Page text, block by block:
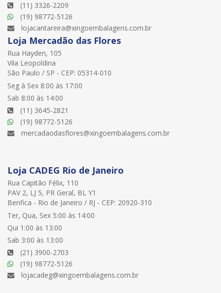
(11) 3326-2209
(19) 98772-5126
lojacantareira@xingoembalagens.com.br
Loja Mercadão das Flores
Rua Hayden, 105
Vila Leopoldina
São Paulo / SP - CEP: 05314-010
Seg à Sex 8:00 às 17:00
Sab 8:00 às 14:00
(11) 3645-2821
(19) 98772-5126
mercadaodasflores@xingoembalagens.com.br
Loja CADEG Rio de Janeiro
Rua Capitão Félix, 110
PAV 2, LJ 5, PR Geral, BL Y1
Benfica - Rio de Janeiro / RJ - CEP: 20920-310
Ter, Qua, Sex 5:00 às 14:00
Qui 1:00 às 13:00
Sab 3:00 às 13:00
(21) 3900-2703
(19) 98772-5126
lojacadeg@xingoembalagens.com.br